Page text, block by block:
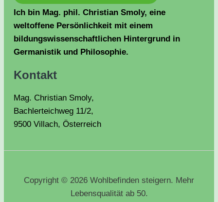
Ich bin Mag. phil. Christian Smoly, eine
weltoffene Persönlichkeit mit einem
bildungswissenschaftlichen Hintergrund in
Germanistik und Philosophie.
Kontakt
Mag. Christian Smoly,
Bachlerteichweg 11/2,
9500 Villach, Österreich
Copyright © 2026 Wohlbefinden steigern. Mehr
Lebensqualität ab 50.